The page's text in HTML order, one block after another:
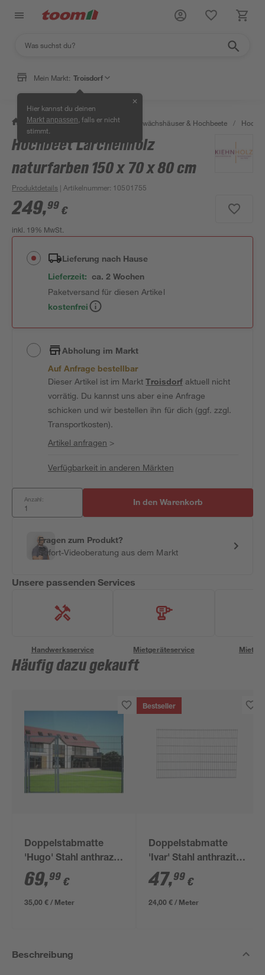
Mein Markt: Troisdorf
Hier kannst du deinen
Markt anpassen , falls er nicht
stimmt.
✕
/ Garten & Freizeit / Anzucht, Gewächshäuser & Hochbeete /
Hochbeet Lärchenholz
naturfarben 150 x 70 x 80 cm
Produktdetails | Artikelnummer: 10501755
249,99 €
inkl. 19% MwSt.
Lieferung nach Hause
Lieferzeit: ca. 2 Wochen
Paketversand für diesen Artikel
kostenfrei
Abholung im Markt
Auf Anfrage bestellbar
Dieser Artikel ist im MarktTroisdorfaktuell nicht
vorrätig. Du kannst uns aber eine Anfrage
schicken und wir bestellen ihn für dich (ggf. zzgl.
Transportkosten).
Artikel anfragen >
Verfügbarkeit in anderen Märkten
Anzahl: In den Warenkorb
Fragen zum Produkt?
Sofort-Videoberatung aus dem Markt
Unsere passenden Services
Handwerksservice Mietgeräteservice
Häufig dazu gekauft
Doppelstabmatte
'Hugo' Stahl anthrazit
200 x 180 cm
69,99 €
35,00 € / Meter
Bestseller
Doppelstabmatte
'Ivar' Stahl anthrazit
200 x 123 cm
47,99 €
24,00 € / Meter
Beschreibung